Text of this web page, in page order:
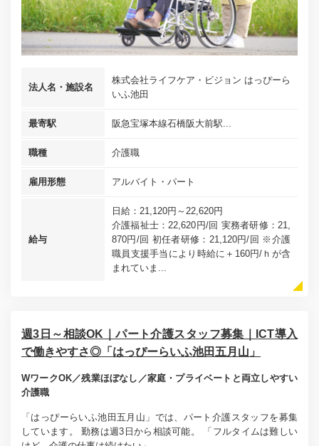
法人名・施設名
株式会社ライフケア・ビジョン はっぴーら
いふ池田
最寄駅 阪急宝塚本線石橋阪大前駅...
職種 介護職
雇用形態 アルバイト・パート
給与
日給：21,120円～22,620円
介護福祉士：22,620円/回 実務者研修：21,
870円/回 初任者研修：21,120円/回 ※介護
職員支援手当により時給に＋160円/ｈが含
まれていま...
週3日～相談OK｜パート介護スタッフ募集｜ICT導入
で働きやすさ◎「はっぴーらいふ池田五月山」
WワークOK／残業ほぼなし／家庭・プライベートと両立しやすい
介護職
「はっぴーらいふ池田五月山」では、パート介護スタッフを募集
しています。 勤務は週3日から相談可能。 「フルタイムは難しい